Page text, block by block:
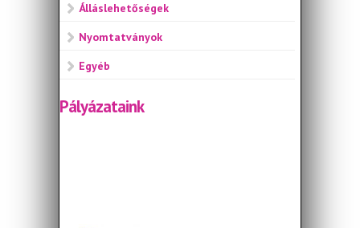
Álláslehetőségek
Nyomtatványok
Egyéb
Pályázataink